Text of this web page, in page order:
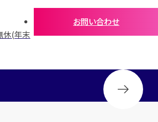
休(年末
お問い合わせ